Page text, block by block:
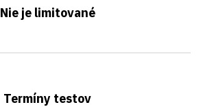
Nie je limitované
Termíny testov